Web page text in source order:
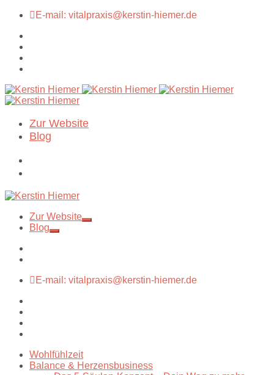
E-mail: vitalpraxis@kerstin-hiemer.de
Zur Website
Blog
Zur Website
Blog
E-mail: vitalpraxis@kerstin-hiemer.de
Wohlfühlzeit
Balance & Herzensbusiness